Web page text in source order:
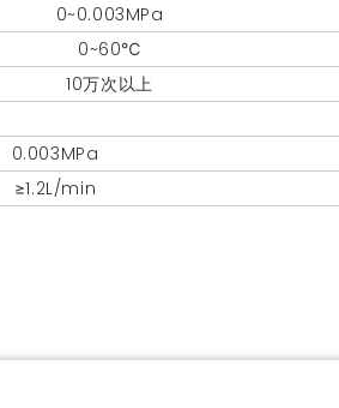
0~0.003MPa
0~60℃
10万次以上
0.003MPa
≥1.2L/min